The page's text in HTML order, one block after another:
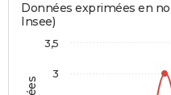
Données exprimées en
Insee)
3
3,5